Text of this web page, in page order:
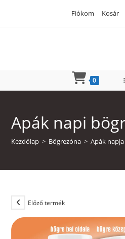
Fiókom Kosár
0
Apák napi
Kezdőlap > Bögrezóna > Apák napja
Előző termék